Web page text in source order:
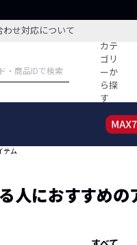
せ対応について
カテ
ゴリ
ーか
ら探
す
特集記事
コーディネート
テム
人におすすめの